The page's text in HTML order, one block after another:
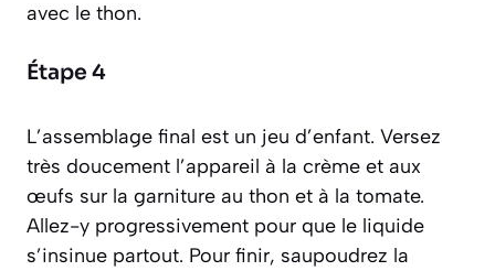
avec le thon.
Étape 4
L’assemblage final est un jeu d’enfant. Versez
très doucement l’appareil à la crème et aux
œufs sur la garniture au thon et à la tomate.
Allez-y progressivement pour que le liquide
s’insinue partout. Pour finir, saupoudrez la